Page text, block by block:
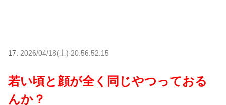
17: 2026/04/18(土) 20:56:52.15
若い頃と顔が全く同じやつっておる
んか？